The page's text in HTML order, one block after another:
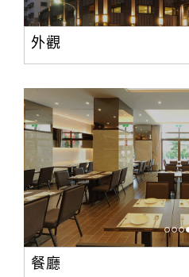
外觀
餐廳